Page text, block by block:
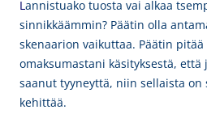
Lannistuako tuosta vai alkaa
sinnikkäämmin? Päätin olla
skenaarion vaikuttaa. Päätin
omaksumastani käsityksestä,
saanut tyyneyttä, niin sellaista
kehittää.